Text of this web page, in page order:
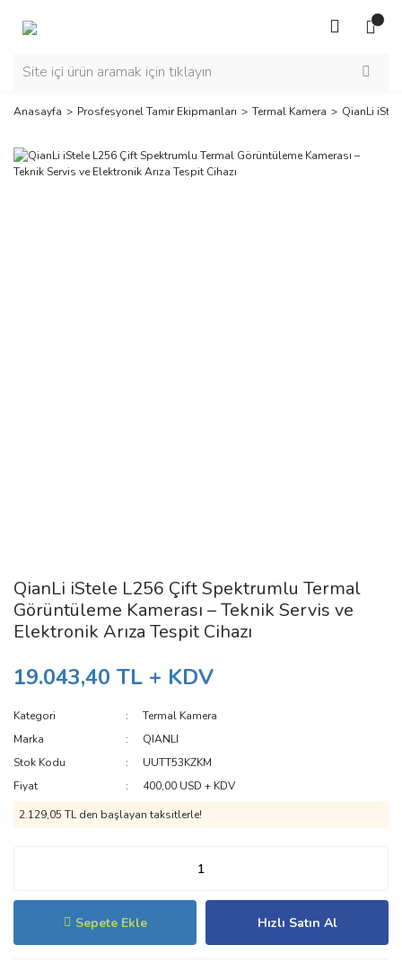
Anasayfa Prosfesyonel Tamir Ekipmanları Termal Kamera QianLi
QianLi iStele L256 Çift Spektrumlu Termal
Görüntüleme Kamerası – Teknik Servis ve
Elektronik Arıza Tespit Cihazı
19.043,40 TL + KDV
Kategori
Termal Kamera
Marka
QIANLI
Stok Kodu
UUTT53KZKM
Fiyat
400,00 USD + KDV
2.129,05 TL den başlayan taksitlerle!
Sepete Ekle Hızlı Satın Al